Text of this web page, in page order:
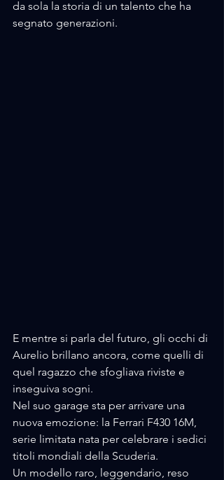
da sola la storia di un talento che ha
segnato generazioni.
E mentre si parla del futuro, gli occhi di
Aurelio brillano ancora, come quelli di
quel ragazzo che sfogliava riviste e
inseguiva sogni.
Nel suo garage sta per arrivare una
nuova emozione: la Ferrari F430 16M,
serie limitata nata per celebrare i sedici
titoli mondiali della Scuderia.
Un modello raro, leggendario, reso